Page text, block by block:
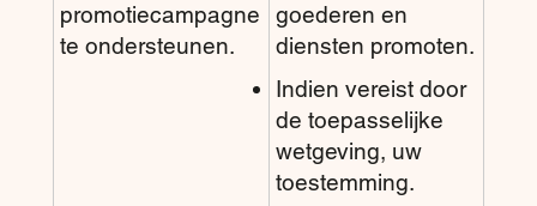
promotiecampagne
te ondersteunen.
goederen en
diensten promoten.
Indien vereist door
de toepasselijke
wetgeving, uw
toestemming.